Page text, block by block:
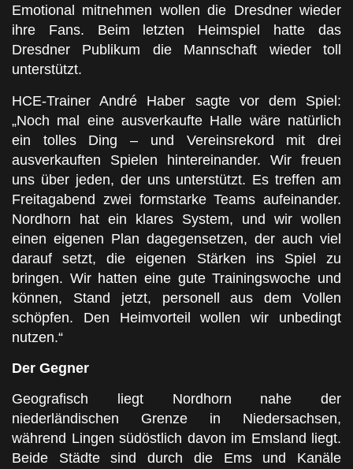
Emotional mitnehmen wollen die Dresdner wieder
ihre Fans. Beim letzten Heimspiel hatte das
Dresdner Publikum die Mannschaft wieder toll
unterstützt.
HCE-Trainer André Haber sagte vor dem Spiel:
„Noch mal eine ausverkaufte Halle wäre natürlich
ein tolles Ding – und Vereinsrekord mit drei
ausverkauften Spielen hintereinander. Wir freuen
uns über jeden, der uns unterstützt. Es treffen am
Freitagabend zwei formstarke Teams aufeinander.
Nordhorn hat ein klares System, und wir wollen
einen eigenen Plan dagegensetzen, der auch viel
darauf setzt, die eigenen Stärken ins Spiel zu
bringen. Wir hatten eine gute Trainingswoche und
können, Stand jetzt, personell aus dem Vollen
schöpfen. Den Heimvorteil wollen wir unbedingt
nutzen.“
Der Gegner
Geografisch liegt Nordhorn nahe der
niederländischen Grenze in Niedersachsen,
während Lingen südöstlich davon im Emsland liegt.
Beide Städte sind durch die Ems und Kanäle